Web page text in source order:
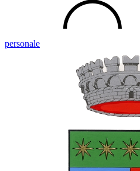
personale